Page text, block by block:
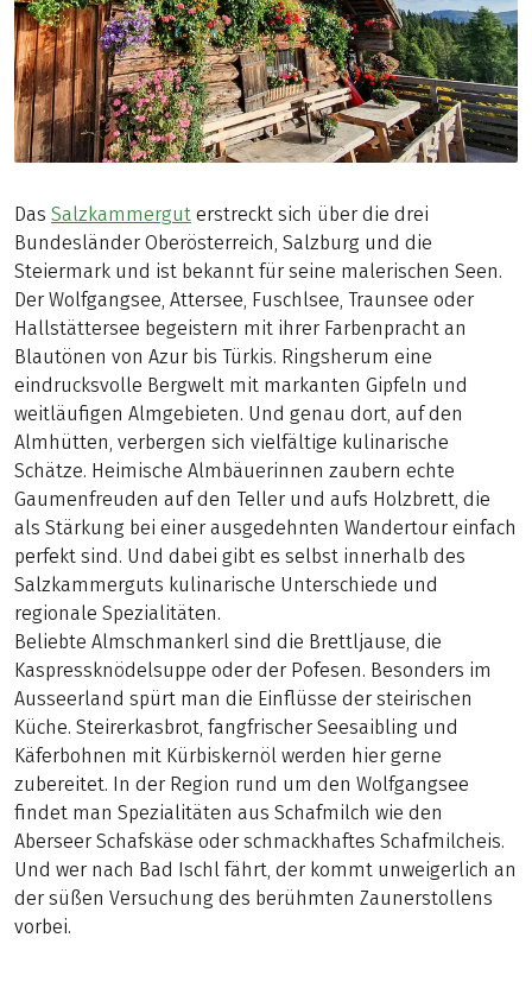
Das Salzkammergut erstreckt sich über die drei
Bundesländer Oberösterreich, Salzburg und die
Steiermark und ist bekannt für seine malerischen Seen.
Der Wolfgangsee, Attersee, Fuschlsee, Traunsee oder
Hallstättersee begeistern mit ihrer Farbenpracht an
Blautönen von Azur bis Türkis. Ringsherum eine
eindrucksvolle Bergwelt mit markanten Gipfeln und
weitläufigen Almgebieten. Und genau dort, auf den
Almhütten, verbergen sich vielfältige kulinarische
Schätze. Heimische Almbäuerinnen zaubern echte
Gaumenfreuden auf den Teller und aufs Holzbrett, die
als Stärkung bei einer ausgedehnten Wandertour einfach
perfekt sind. Und dabei gibt es selbst innerhalb des
Salzkammerguts kulinarische Unterschiede und
regionale Spezialitäten.
Beliebte Almschmankerl sind die Brettljause, die
Kaspressknödelsuppe oder der Pofesen. Besonders im
Ausseerland spürt man die Einflüsse der steirischen
Küche. Steirerkasbrot, fangfrischer Seesaibling und
Käferbohnen mit Kürbiskernöl werden hier gerne
zubereitet. In der Region rund um den Wolfgangsee
findet man Spezialitäten aus Schafmilch wie den
Aberseer Schafskäse oder schmackhaftes Schafmilcheis.
Und wer nach Bad Ischl fährt, der kommt unweigerlich an
der süßen Versuchung des berühmten Zaunerstollens
vorbei.